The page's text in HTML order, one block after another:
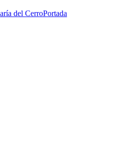
del CerroPortada